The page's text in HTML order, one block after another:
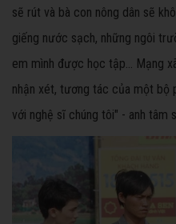
sẽ rút và bà con nông dân sẽ
giếng nước sạch, những ngôi
em mình được học tập... Mạng
nhận xét, tương tác của một bộ
với nghệ sĩ chúng tôi" - anh tâm